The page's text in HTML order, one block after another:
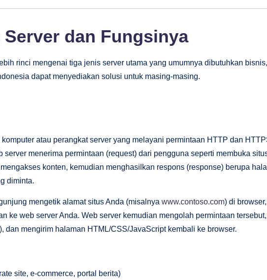
dan Fungsinya
rinci mengenai tiga jenis server utama yang umumnya dibutuhkan
dapat menyediakan solusi untuk masing-masing.
atau perangkat server yang melayani permintaan HTTP dan
server menerima permintaan (request) dari pengguna seperti membuka
konten, kemudian menghasilkan respons (response) berupa
diminta.
mengetik alamat situs Anda (misalnya www.contoso.com) di browser,
ke web server Anda. Web server kemudian mengolah permintaan tersebut,
dan mengirim halaman HTML/CSS/JavaScript kembali ke browser.
site, e-commerce, portal berita)